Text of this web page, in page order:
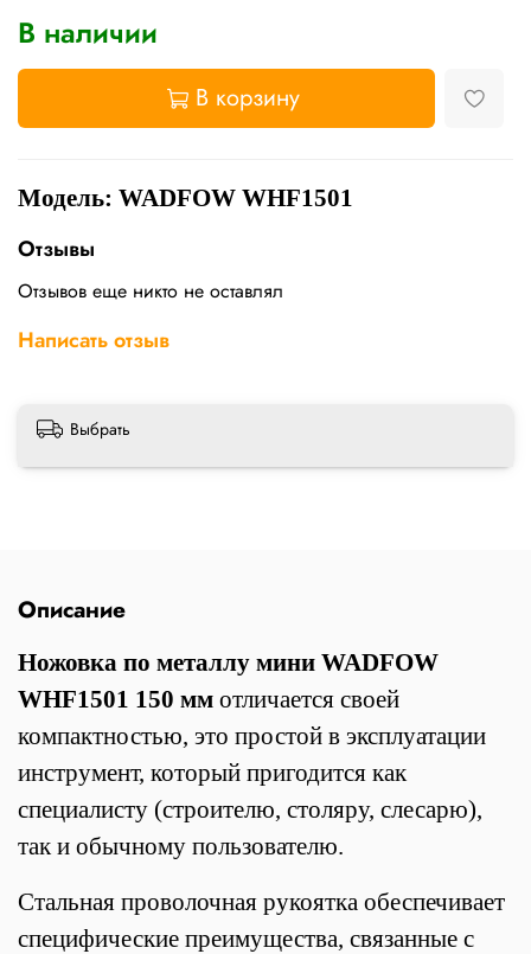
В наличии
В корзину
Модель: WADFOW WHF1501
Отзывы
Отзывов еще никто не оставлял
Написать отзыв
Выбрать
Описание
Ножовка по металлу мини WADFOW
WHF1501 150 мм отличается своей
компактностью, это простой в эксплуатации
инструмент, который пригодится как
специалисту (строителю, столяру, слесарю),
так и обычному пользователю.
Стальная проволочная рукоятка обеспечивает
специфические преимущества, связанные с